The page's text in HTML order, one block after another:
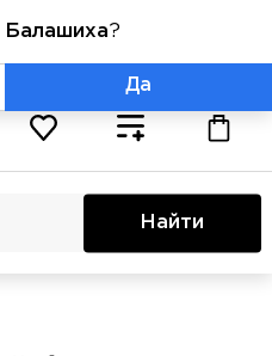
+7 (800) 775-71-06
Найти
Балашиха?
Да